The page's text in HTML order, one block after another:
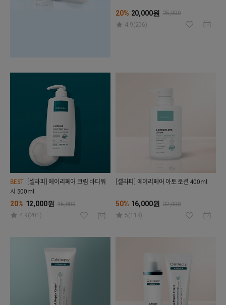
20% 20,000원
25,000
4.9(206)
BEST
시 500ml
20% 12,000원 15,000
4.9(201)
[셀라피] 에이리페어 아토 로션 400ml
50% 16,000원 32,000
5(118)